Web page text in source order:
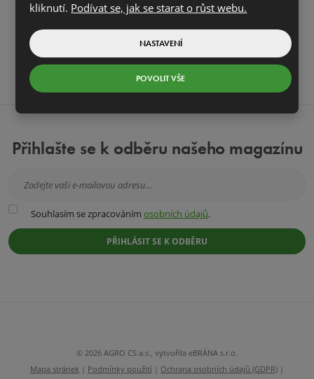
ZOBRAZIT PRODEJNY
Přihlašte se k odběru našeho magazínu
Souhlasím
zpracováním
osobních
Souhlasím se zpracováním osobních údajů.
PŘIHLÁSIT SE K ODBĚRU
© 2026 AGRO CS a.s., vytvořila eBRÁNA s.r.o.
Mapa stránek | Podmínky použití | Ochrana osobních údajů (GDPR) |
kliknutí. Podívat se, jak se starat o růst webu.
NASTAVENÍ
POVOLIT VŠE